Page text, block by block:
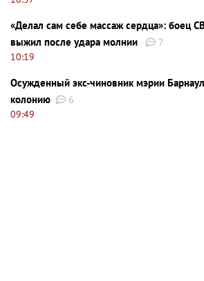
«Делал сам себе массаж сердца»: боец
выжил после удара молнии
7
10:19
Осужденный экс-чиновник мэрии
колонию
6
09:49